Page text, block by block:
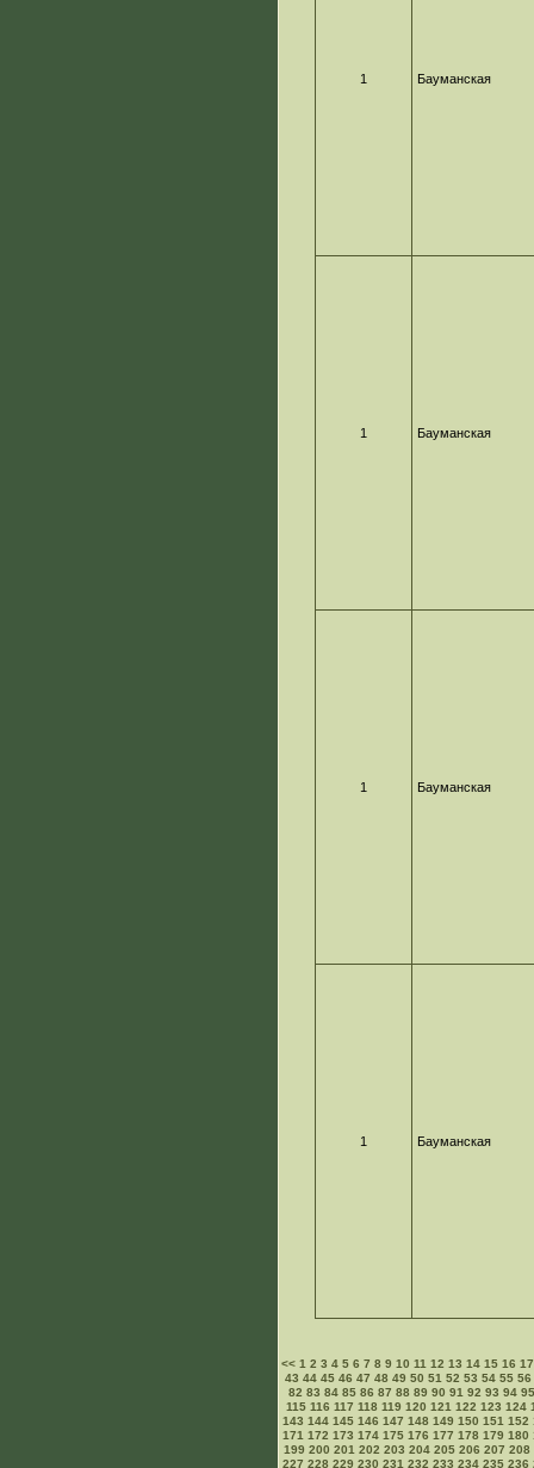
1 Бауманская
1 Бауманская
1 Бауманская
1 Бауманская
<<1 2 3 4 5 6 7 8 9 10 11 12 13 14 15 16 17
43 44 45 46 47 48 49 50 51 52 53 54 55 56
82 83 84 85 86 87 88 89 90 91 92 93 94 95
115 116 117 118 119 120 121 122 123 124
143 144 145 146 147 148 149 150 151 152
171 172 173 174 175 176 177 178 179 180
199 200 201 202 203 204 205 206 207 208
227 228 229 230 231 232 233 234 235 236